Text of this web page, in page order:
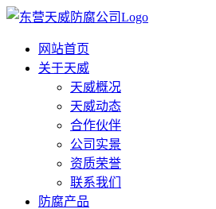
网站首页
关于天威
天威概况
天威动态
合作伙伴
公司实景
资质荣誉
联系我们
防腐产品